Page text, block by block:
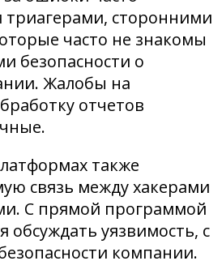
триагерами, сторонними
часто не знакомы
безопасности о
Жалобы на
отчетов
также
связь между хакерами
С прямой программой
обсуждать уязвимость, с
компании.